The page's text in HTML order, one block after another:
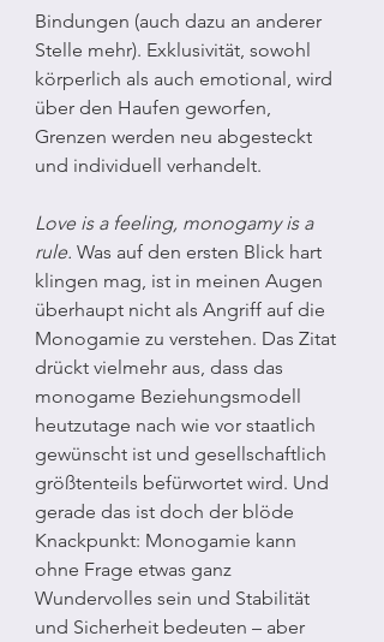
Bindungen (auch dazu an anderer
Stelle mehr). Exklusivität, sowohl
körperlich als auch emotional, wird
über den Haufen geworfen,
Grenzen werden neu abgesteckt
und individuell verhandelt.
Love is a feeling, monogamy is a
rule. Was auf den ersten Blick hart
klingen mag, ist in meinen Augen
überhaupt nicht als Angriff auf die
Monogamie zu verstehen. Das Zitat
drückt vielmehr aus, dass das
monogame Beziehungsmodell
heutzutage nach wie vor staatlich
gewünscht ist und gesellschaftlich
größtenteils befürwortet wird. Und
gerade das ist doch der blöde
Knackpunkt: Monogamie kann
ohne Frage etwas ganz
Wundervolles sein und Stabilität
und Sicherheit bedeuten – aber